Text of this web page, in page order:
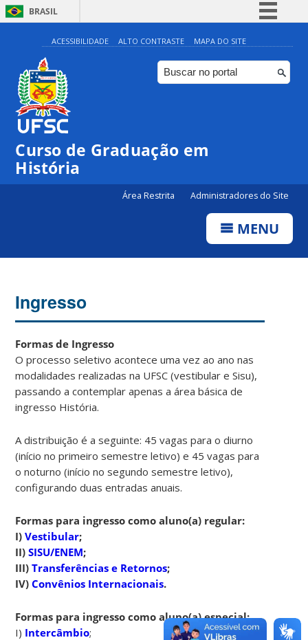
BRASIL
Simplifique!
Comunica BR
Participe
Canais
ACESSIBILIDADE ALTO CONTRASTE MAPA DO SITE
Curso de Graduação em
História
Área Restrita Administradores do Site
MENU
Ingresso
Formas de Ingresso
O processo seletivo acontece uma vez ao ano nas
modalidades realizadas na UFSC (vestibular e Sisu),
passando a contemplar apenas a área básica de
ingresso História.
A distribuição é a seguinte: 45 vagas para o diurno
(início no primeiro semestre letivo) e 45 vagas para
o noturno (início no segundo semestre letivo),
configurando duas entradas anuais.
Formas para ingresso como aluno(a) regular:
I)Vestibular;
II)SISU/ENEM;
III)Transferências e Retornos;
IV)Convênios Internacionais.
Formas para ingresso como aluno(a) especial:
I) Intercâmbio;